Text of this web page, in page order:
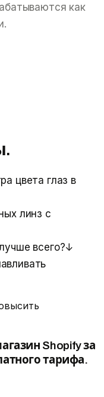
как
цвета глаз в
линз с
всего?↓
Shopify за
тарифа.